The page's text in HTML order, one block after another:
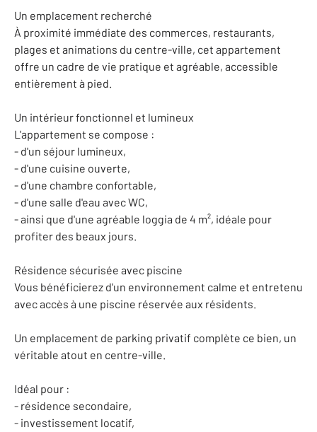
Un emplacement recherché
À proximité immédiate des commerces, restaurants,
plages et animations du centre-ville, cet appartement
offre un cadre de vie pratique et agréable, accessible
entièrement à pied.
Un intérieur fonctionnel et lumineux
L'appartement se compose :
- d'un séjour lumineux,
- d'une cuisine ouverte,
- d'une chambre confortable,
- d'une salle d'eau avec WC,
- ainsi que d'une agréable loggia de 4 m², idéale pour
profiter des beaux jours.
Résidence sécurisée avec piscine
Vous bénéficierez d'un environnement calme et entretenu
avec accès à une piscine réservée aux résidents.
Un emplacement de parking privatif complète ce bien, un
véritable atout en centre-ville.
Idéal pour :
- résidence secondaire,
- investissement locatif,